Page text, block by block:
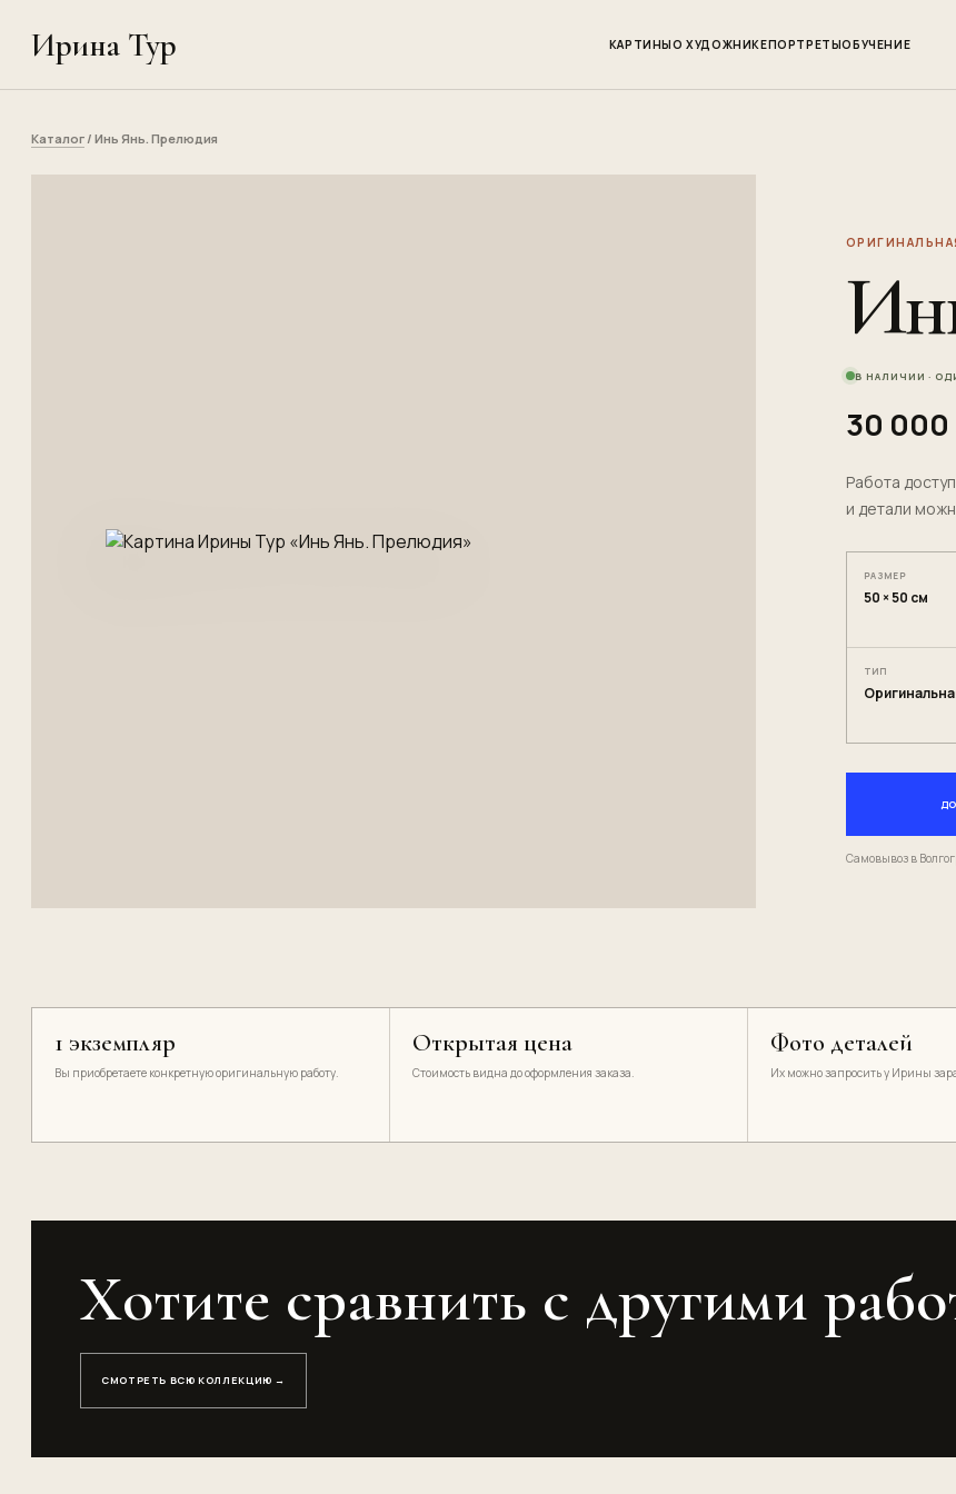
Ирина Тур КАРТИНЫО ХУДОЖНИКЕПОРТРЕТЫОБУЧЕНИЕ
Каталог/ Инь Янь. Прелюдия
В НАЛИЧИИ ·
30 000
Работа
и детали
РАЗМЕР
50 × 50 см
ТИП
Самовывоз в
1 экземпляр
Вы приобретаете конкретную оригинальную работу.
Открытая цена
Стоимость видна до оформления заказа.
Фото деталей
Их можно запросить у Ирины
Хотите сравнить с другими
СМОТРЕТЬ ВСЮ КОЛЛЕКЦИЮ →